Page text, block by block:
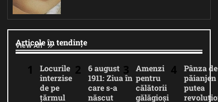
Articole în tendințe
View All
Locurile
interzise
de pe
țărmul
6 august
1911: Ziua în
care s-a
născut
Amenzi
pentru
călătorii
gălăgioși
Pânza de
păianjen
putea